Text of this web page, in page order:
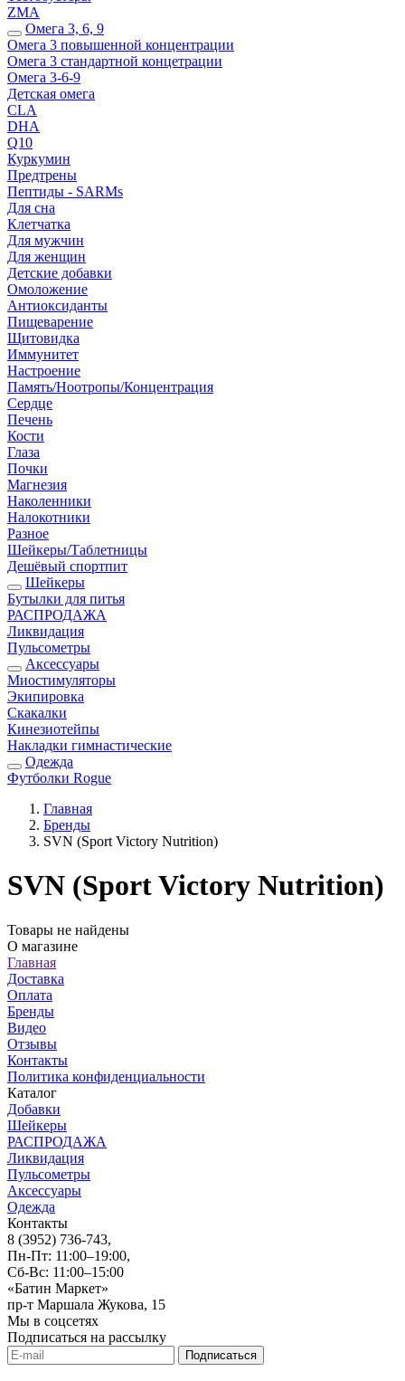
ZMA
Омега 3, 6, 9
Омега 3 повышенной концентрации
Омега 3 стандартной концетрации
Омега 3-6-9
Детская омега
CLA
DHA
Q10
Куркумин
Предтрены
Пептиды - SARMs
Для сна
Клетчатка
Для мужчин
Для женщин
Детские добавки
Омоложение
Антиоксиданты
Пищеварение
Щитовидка
Иммунитет
Настроение
Память/Ноотропы/Концентрация
Сердце
Печень
Кости
Глаза
Почки
Магнезия
Наколенники
Налокотники
Разное
Шейкеры/Таблетницы
Дешёвый спортпит
Шейкеры
Бутылки для питья
РАСПРОДАЖА
Ликвидация
Пульсометры
Аксессуары
Миостимуляторы
Экипировка
Скакалки
Кинезиотейпы
Накладки гимнастические
Одежда
Футболки Rogue
Главная
Бренды
SVN (Sport Victory Nutrition)
SVN (Sport Victory Nutrition)
Товары не найдены
О магазине
Главная
Доставка
Оплата
Бренды
Видео
Отзывы
Контакты
Политика конфиденциальности
Каталог
Добавки
Шейкеры
РАСПРОДАЖА
Ликвидация
Пульсометры
Аксессуары
Одежда
Контакты
8 (3952) 736-743,
Пн-Пт: 11:00–19:00,
Сб-Вс: 11:00–15:00
«Батин Маркет»
пр-т Маршала Жукова, 15
Мы в соцсетях
Подписаться на рассылку